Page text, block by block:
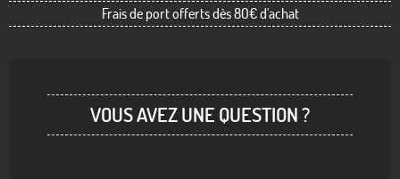
Frais de port offerts dès 80€ d'achat
VOUS AVEZ UNE QUESTION ?